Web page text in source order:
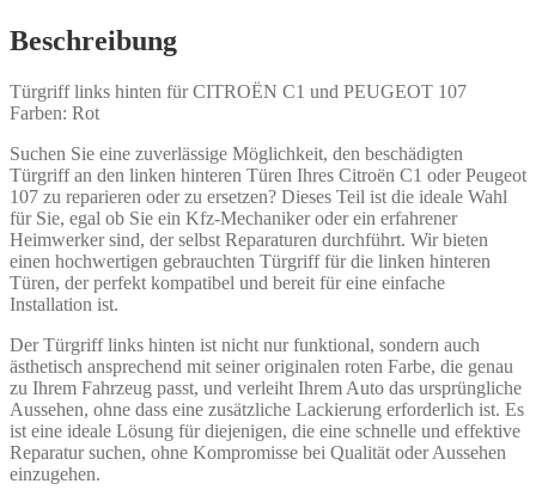
Beschreibung
Türgriff links hinten für CITROËN C1 und PEUGEOT 107
Farben: Rot
Suchen Sie eine zuverlässige Möglichkeit, den beschädigten
Türgriff an den linken hinteren Türen Ihres Citroën C1 oder Peugeot
107 zu reparieren oder zu ersetzen? Dieses Teil ist die ideale Wahl
für Sie, egal ob Sie ein Kfz-Mechaniker oder ein erfahrener
Heimwerker sind, der selbst Reparaturen durchführt. Wir bieten
einen hochwertigen gebrauchten Türgriff für die linken hinteren
Türen, der perfekt kompatibel und bereit für eine einfache
Installation ist.
Der Türgriff links hinten ist nicht nur funktional, sondern auch
ästhetisch ansprechend mit seiner originalen roten Farbe, die genau
zu Ihrem Fahrzeug passt, und verleiht Ihrem Auto das ursprüngliche
Aussehen, ohne dass eine zusätzliche Lackierung erforderlich ist. Es
ist eine ideale Lösung für diejenigen, die eine schnelle und effektive
Reparatur suchen, ohne Kompromisse bei Qualität oder Aussehen
einzugehen.